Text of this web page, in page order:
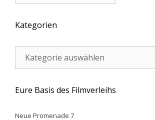
Kategorien
Eure Basis des Filmverleihs
Neue Promenade 7